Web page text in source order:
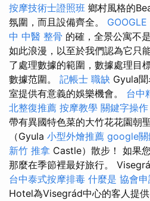
按摩技術士證照班 鄉村風格的
氛圍，而且設備齊全。
中 中醫 整骨 的確，全景公寓不
如此浪漫，以至於我們認為它只
了處理數據的範圍，數據處理目
數據范圍。 記帳士 職缺 Gyula
室提供有意義的娛樂機會。 台中
北整復推薦 按摩教學 關鍵字操作
帶有異國特色菜的大竹花花園朝
（Gyula 小型外燴推薦 google關
新竹 推拿 Castle）散步！ 如果
那麼在季節裡最好旅行。
台中泰式按摩排毒 什麼是 協會
Hotel為Visegrád中心的客人提供